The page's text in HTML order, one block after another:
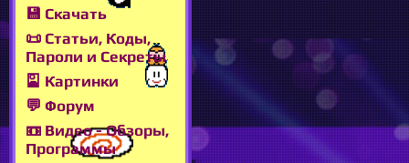
💾 Скачать
📜 Статьи, Коды,
Пароли и Секреты
🎴 Картинки
💬 Форум
📼 Видео - Обзоры,
Программы